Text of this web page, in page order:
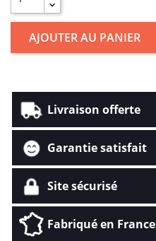
AJOUTER AU PANIER
Livraison offerte
Garantie satisfait
Site sécurisé
Fabriqué en France